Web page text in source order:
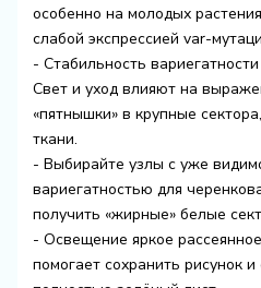
особенно на молодых
слабой экспрессией var-
- Стабильность
Свет и уход влияют на
«пятнышки» в крупные
ткани.
- Выбирайте узлы с уже
вариегатностью для
получить «жирные» белые
- Освещение яркое
помогает сохранить рисунок